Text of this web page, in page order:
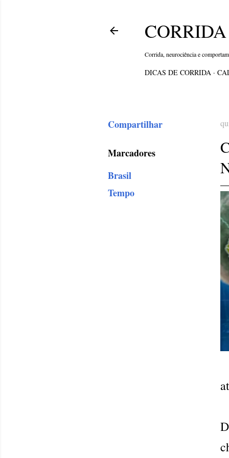
Corrida, neurociência e
DICAS DE CORRIDA
Compartilhar
Marcadores
Brasil
Tempo